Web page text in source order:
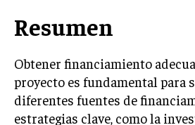
Resumen
Obtener financiamiento
proyecto es fundamental para
diferentes fuentes de
estrategias clave, como la